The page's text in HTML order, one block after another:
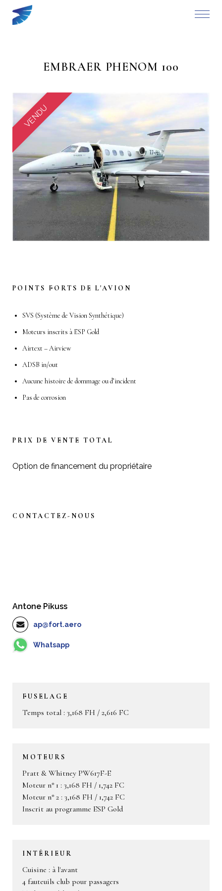
EMBRAER PHENOM 100
VENDU
POINTS FORTS DE L'AVION
SVS (Système de Vision Synthétique)
Moteurs inscrits à ESP Gold
Airtext – Airview
ADSB in/out
Aucune histoire de dommage ou d’incident
Pas de corrosion
PRIX DE VENTE TOTAL
Option de financement du propriétaire
CONTACTEZ-NOUS
Antone Pikuss
ap@fort.aero
Whatsapp
FUSELAGE
Temps total : 3,168 FH / 2,616 FC
MOTEURS
Pratt & Whitney PW617F-E
Moteur n° 1 : 3,168 FH / 1,742 FC
Moteur n° 2 : 3,168 FH / 1,742 FC
Inscrit au programme ESP Gold
INTÉRIEUR
Cuisine : à l'avant
4 fauteuils club pour passagers